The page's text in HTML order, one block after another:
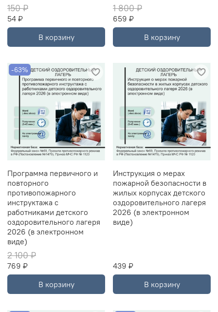
150 ₽
54 ₽
В корзину
1 800 ₽
659 ₽
В корзину
-63%
Программа первичного и
повторного
противопожарного
инструктажа с
работниками детского
оздоровительного лагеря
2026 (в электронном
виде)
2 100 ₽
769 ₽
В корзину
Инструкция о мерах
пожарной безопасности в
жилых корпусах детского
оздоровительного лагеря
2026 (в электронном
виде)
439 ₽
В корзину